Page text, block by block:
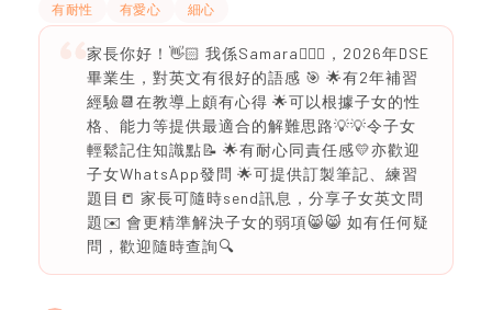
有耐性 有愛心 細心
家長你好！👋🏻 我係Samara🙋🏻‍♀️，2026年DSE
畢業生，對英文有很好的語感 🎯 🌟有2年補習
經驗📆在教導上頗有心得 🌟可以根據子女的性
格、能力等提供最適合的解難思路💡💡令子女
輕鬆記住知識點📝 🌟有耐心同責任感💛亦歡迎
子女WhatsApp發問 🌟可提供訂製筆記、練習
題目📒 家長可隨時send訊息，分享子女英文問
題✉️ 會更精準解決子女的弱項😸😸 如有任何疑
問，歡迎隨時查詢🔍